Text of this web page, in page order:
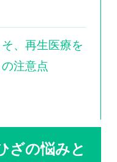
、再生医療を
注意点
ざの悩みと